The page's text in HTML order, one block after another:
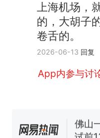
上海机场，
的，大胡子
卷舌的。
2026-06-13 回复
App内参与讨
热 那
因老
号，
协会
美国
佛山